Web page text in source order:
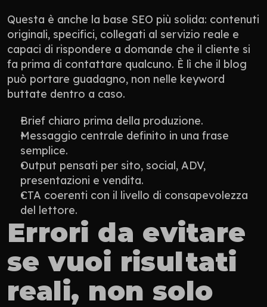
Questa è anche la base SEO più solida: contenuti
originali, specifici, collegati al servizio reale e
capaci di rispondere a domande che il cliente si
fa prima di contattare qualcuno. È lì che il blog
può portare guadagno, non nelle keyword
buttate dentro a caso.
Brief chiaro prima della produzione.
Messaggio centrale definito in una frase
semplice.
Output pensati per sito, social, ADV,
presentazioni e vendita.
CTA coerenti con il livello di consapevolezza
del lettore.
Errori da evitare
se vuoi risultati
reali, non solo